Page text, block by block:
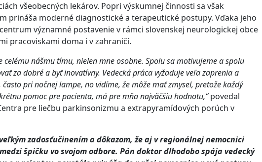
všeobecných lekárov. Popri výskumnej činnosti sa však
prináša moderné diagnostické a terapeutické postupy. Vďaka jeho
významné postavenie v rámci slovenskej neurologickej obce
pracoviskami doma i v zahraničí.
nášmu tímu, nielen mne osobne. Spolu sa motivujeme a spolu
za dobré a byť inovatívny. Vedecká práca vyžaduje veľa zaprenia a
pri nočnej lampe, no vidíme, že môže mať zmysel, pretože každý
pomoc pre pacienta, má pre mňa najväčšiu hodnotu,“povedal
pre liečbu parkinsonizmu a extrapyramídových porúch v
zadosťučinením a dôkazom, že aj v regionálnej nemocnici
špičku vo svojom odbore. Pán doktor dlhodobo spája vedecký